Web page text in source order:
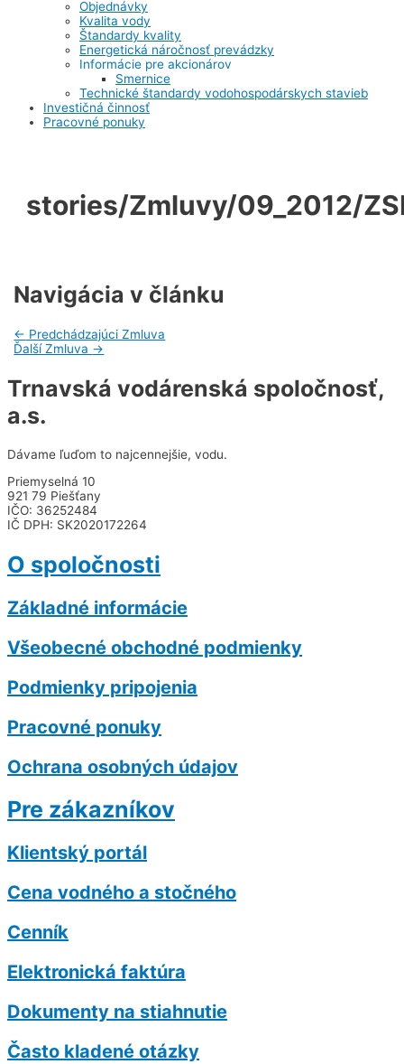
Objednávky
Kvalita vody
Štandardy kvality
Energetická náročnosť prevádzky
Informácie pre akcionárov
Smernice
Technické štandardy vodohospodárskych stavieb
Investičná činnosť
Pracovné ponuky
stories/Zmluvy/09_2012/
Navigácia v článku
← Predchádzajúci Zmluva
Ďalší Zmluva →
Trnavská vodárenská spoločnosť,
a.s.
Dávame ľuďom to najcennejšie, vodu.
Priemyselná 10
921 79 Piešťany
IČO: 36252484
IČ DPH: SK2020172264
O spoločnosti
Základné informácie
Všeobecné obchodné podmienky
Podmienky pripojenia
Pracovné ponuky
Ochrana osobných údajov
Pre zákazníkov
Klientský portál
Cena vodného a stočného
Cenník
Elektronická faktúra
Dokumenty na stiahnutie
Často kladené otázky